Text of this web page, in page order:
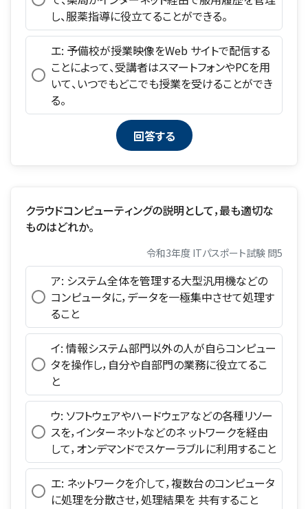
し、服薬指導に役立てることができる。
エ: 予備校が授業映像をWeb サイトで配信する
ことによって、受講者はスマートフォンやPCを用
いて、いつでもどこでも授業を受けることができ
る。
クラウドコンピューティングの説明として，最も適切な
ものはどれか。
令和3年度 ITパスポート試験 問5
ア: システム全体を管理する大型汎用機などの
コンピュータに，データを一極集中させて処理す
ること
イ: 情報システム部門以外の人が自らコンピュー
タを操作し，自分や自部門の業務に役立てるこ
と
ウ: ソフトウェアやハードウェアなどの各種リソー
スを，インターネットなどのネ ットワークを経由
して，オンデマンドでスケーラブルに利用すること
エ: ネットワークを介して，複数台のコンピュータ
に処理を分散させ，処理結果を 共有すること